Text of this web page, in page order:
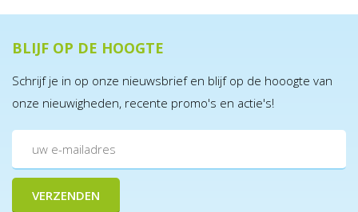
BLIJF OP DE HOOGTE
Schrijf je in op onze nieuwsbrief en blijf op de hooogte van
onze nieuwigheden, recente promo's en actie's!